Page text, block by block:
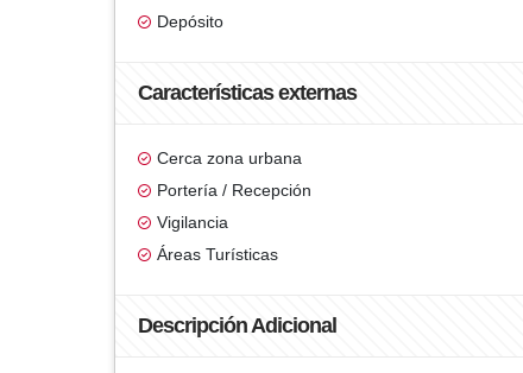
Depósito
Características externas
Cerca zona urbana
Portería / Recepción
Vigilancia
Áreas Turísticas
Descripción Adicional